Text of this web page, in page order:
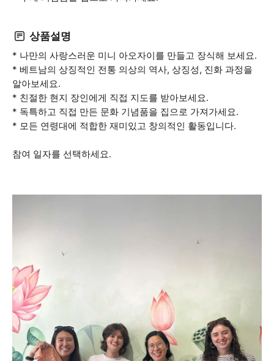
상품설명
* 나만의 사랑스러운 미니 아오자이를 만들고 장식해 보세요.
* 베트남의 상징적인 전통 의상의 역사, 상징성, 진화 과정을
알아보세요.
* 친절한 현지 장인에게 직접 지도를 받아보세요.
* 독특하고 직접 만든 문화 기념품을 집으로 가져가세요.
* 모든 연령대에 적합한 재미있고 창의적인 활동입니다.
참여 일자를 선택하세요.